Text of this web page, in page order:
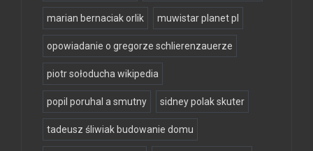
marian bernaciak orlik muwistar planet pl
opowiadanie o gregorze schlierenzauerze
piotr sołoducha wikipedia
popil poruhal a smutny sidney polak skuter
tadeusz śliwiak budowanie domu